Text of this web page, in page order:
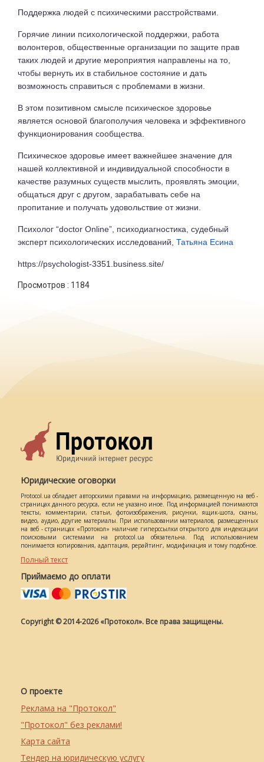
Поддержка людей с психическими расстройствами.
Горячие линии психологической поддержки, работа
волонтеров, общественные организации по защите прав
таких людей и другие мероприятия направлены на то,
чтобы вернуть их в стабильное состояние и дать
возможность справиться с проблемами в жизни.
В этом позитивном смысле психическое здоровье
является основой благополучия человека и эффективного
функционирования сообщества.
Психическое здоровье имеет важнейшее значение для
нашей коллективной и индивидуальной способности в
качестве разумных существ мыслить, проявлять эмоции,
общаться друг с другом, зарабатывать себе на
пропитание и получать удовольствие от жизни.
Психолог “doctor Online”, психодиагностика, судебный
эксперт психологических исследований, Татьяна Есина
https://psychologist-3351.business.site/
Просмотров : 1184
Юридические оговорки
Protocol.ua обладает авторскими правами на информацию, размещенную на веб -
страницах данного ресурса, если не указано иное. Под информацией понимаются
тексты, комментарии, статьи, фотоизображения, рисунки, ящик-шота, сканы,
видео, аудио, другие материалы. При использовании материалов, размещенных
на веб - страницах «Протокол» наличие гиперссылки открытого для индексации
поисковыми системами на protocol.ua обязательна. Под использованием
понимается копирования, адаптация, рерайтинг, модификация и тому подобное.
Полный текст
Приймаємо до оплати
Copyright © 2014-2026 «Протокол». Все права защищены.
О проекте
Реклама на "Протокол"
"Протокол" без реклами!
Карта сайта
Тендер на юридическую услугу